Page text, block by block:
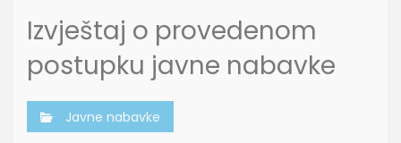
Izvještaj o provedenom
postupku javne nabavke
Javne nabavke